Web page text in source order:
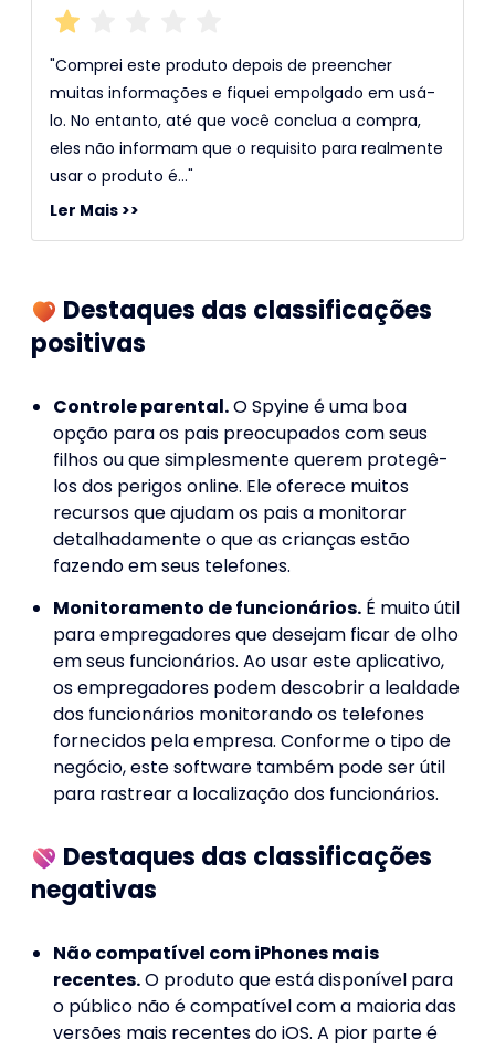
"Comprei este produto depois de preencher
muitas informações e fiquei empolgado em usá-
lo. No entanto, até que você conclua a compra,
eles não informam que o requisito para realmente
usar o produto é..."
Ler Mais >>
Destaques das classificações
positivas
Controle parental.O Spyine é uma boa
opção para os pais preocupados com seus
filhos ou que simplesmente querem protegê-
los dos perigos online. Ele oferece muitos
recursos que ajudam os pais a monitorar
detalhadamente o que as crianças estão
fazendo em seus telefones.
Monitoramento de funcionários. É muito útil
para empregadores que desejam ficar de olho
em seus funcionários. Ao usar este aplicativo,
os empregadores podem descobrir a lealdade
dos funcionários monitorando os telefones
fornecidos pela empresa. Conforme o tipo de
negócio, este software também pode ser útil
para rastrear a localização dos funcionários.
Destaques das classificações
negativas
Não compatível com iPhones mais
recentes.O produto que está disponível para
o público não é compatível com a maioria das
versões mais recentes do iOS. A pior parte é